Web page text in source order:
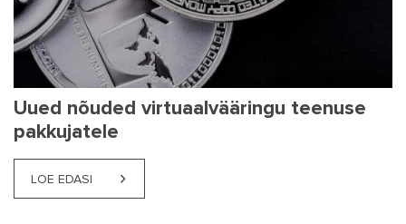
Uued nõuded virtuaalvääringu teenuse
pakkujatele
LOE EDASI